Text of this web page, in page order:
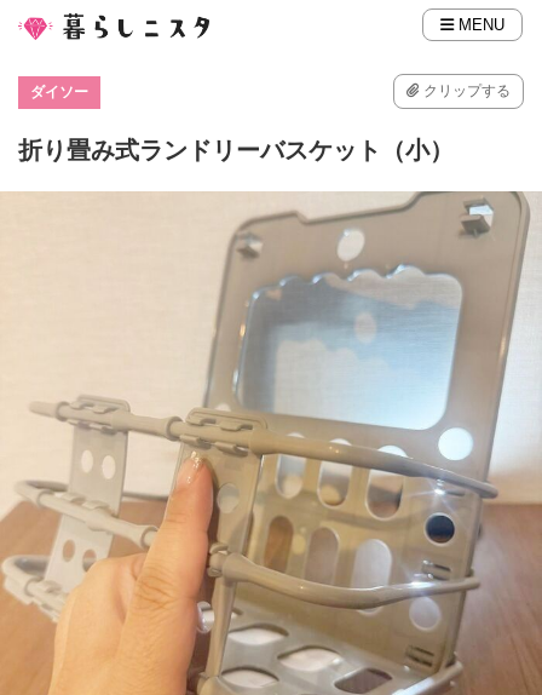
MENU
ダイソー クリップする
折り畳み式ランドリーバスケット（小）